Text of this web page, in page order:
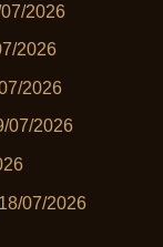
2026
2026
2026
07/2026
07/2026